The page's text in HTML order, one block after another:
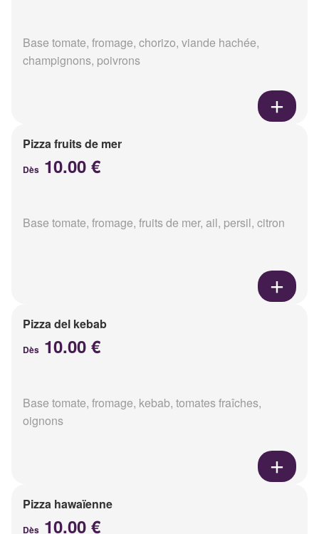
Base tomate, fromage, chorizo, viande hachée,
champignons, poivrons
Pizza fruits de mer
Dès 10.00 €
Base tomate, fromage, fruits de mer, ail, persil, citron
Pizza del kebab
Dès 10.00 €
Base tomate, fromage, kebab, tomates fraîches,
oignons
Pizza hawaïenne
Dès 10.00 €